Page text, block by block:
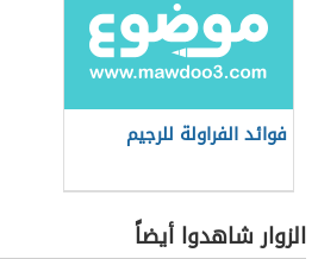
فوائد الفراولة للرجيم
الزوار شاهدوا أيضاً